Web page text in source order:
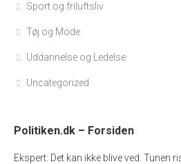
Sport og friluftsliv
Tøj og Mode
Uddannelse og Ledelse
Uncategorized
Politiken.dk – Forsiden
Ekspert: Det kan ikke blive ved. Tunen